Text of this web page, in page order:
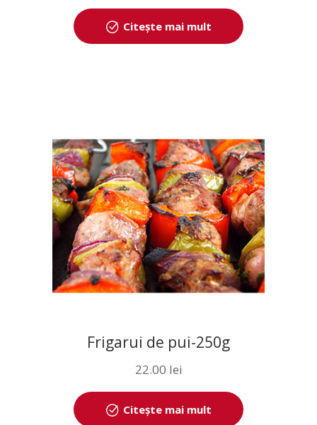
Citește mai mult
Frigarui de pui-250g
22.00 lei
Citește mai mult